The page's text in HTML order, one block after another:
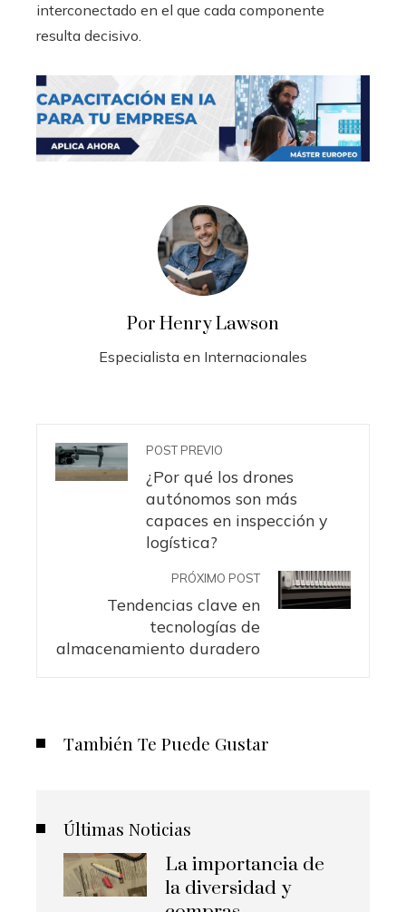
interconectado en el que cada componente
resulta decisivo.
Por Henry Lawson
Especialista en Internacionales
POST PREVIO
¿Por qué los drones
autónomos son más
capaces en inspección y
logística?
PRÓXIMO POST
Tendencias clave en
tecnologías de
almacenamiento duradero
También Te Puede Gustar
Últimas Noticias
La importancia de
la diversidad y